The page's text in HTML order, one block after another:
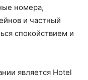
номера,
и частный
спокойствием и
является Hotel